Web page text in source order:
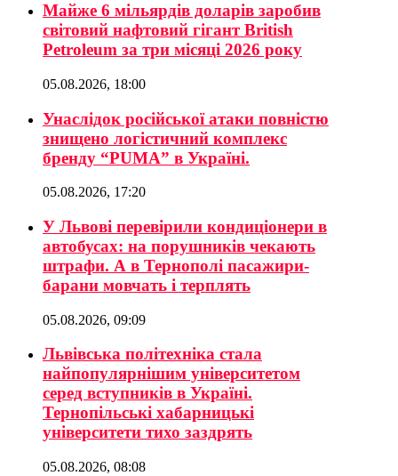
Майже 6 мільярдів доларів заробив
світовий нафтовий гігант British
Petroleum за три місяці 2026 року
05.08.2026, 18:00
Унаслідок російської атаки повністю
знищено логістичний комплекс
бренду “PUMA” в Україні.
05.08.2026, 17:20
У Львові перевірили кондиціонери в
автобусах: на порушників чекають
штрафи. А в Тернополі пасажири-
барани мовчать і терплять
05.08.2026, 09:09
Львівська політехніка стала
найпопулярнішим університетом
серед вступників в Україні.
Тернопільські хабарницькі
університети тихо заздрять
05.08.2026, 08:08